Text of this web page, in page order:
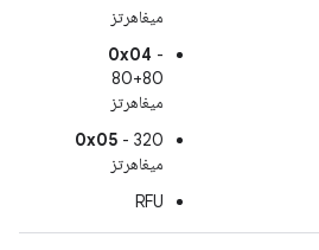
ميغاهرتز
0x04 -
80+80
ميغاهرتز
0x05 - 320
ميغاهرتز
RFU